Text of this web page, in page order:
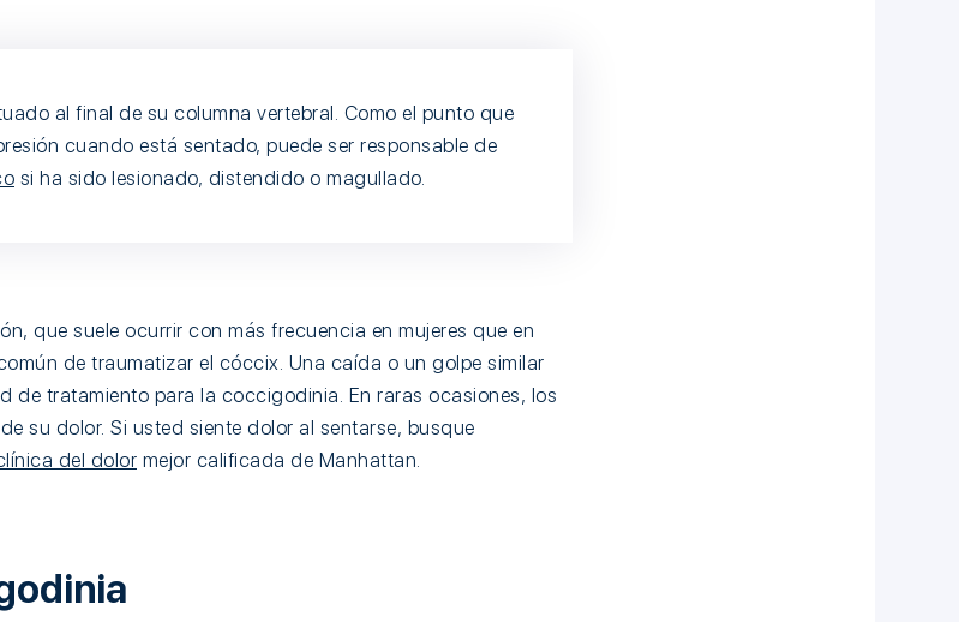
al final de su columna vertebral. Como el punto que
cuando está sentado, puede ser responsable de
si ha sido lesionado, distendido o magullado.
que suele ocurrir con más frecuencia en mujeres que en
de traumatizar el cóccix. Una caída o un golpe similar
de tratamiento para la coccigodinia. En raras ocasiones, los
su dolor. Si usted siente dolor al sentarse, busque
del dolor mejor calificada de Manhattan.